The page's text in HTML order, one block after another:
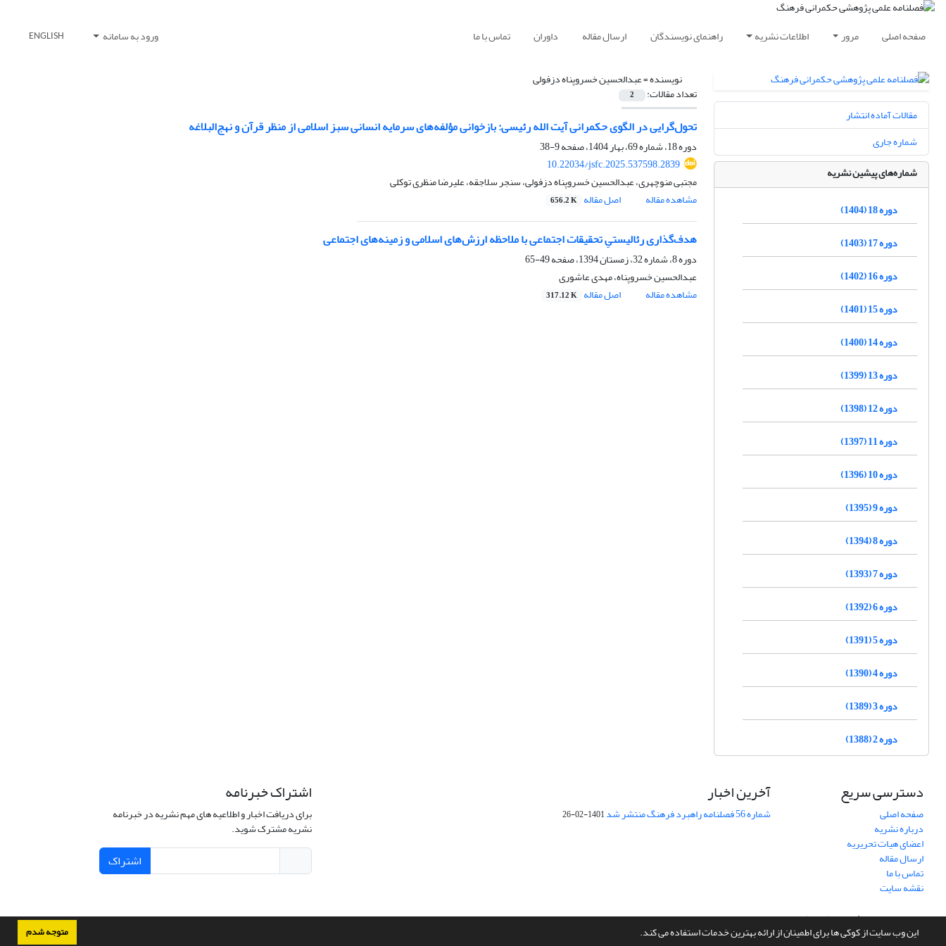
این وب سایت از کوکی ها برای اطمینان از ارائه بهترین خدمات استفاده می کند. متوجه شدم
صفحه اصلی مرور اطلاعات نشریه راهنمای نویسندگان ارسال مقاله داوران تماس با ما ورود به سامانه ENGLISH
نویسنده =عبدالحسین خسروپناه دزفولی
تعداد مقالات: 2
تحول‌گرایی در الگوی حکمرانی آیت الله رئیسی: بازخوانی مؤلفه‌های سرمایه انسانی سبز اسلامی از منظر قرآن و نهج‌البلاغه
دوره 18، شماره 69، بهار 1404، صفحه
9-38
10.22034/jsfc.2025.537598.2839
مجتبی منوچهری، عبدالحسین خسروپناه دزفولی، سنجر سلاجقه، علیرضا منظری توکلی
مشاهده مقاله
اصل مقاله 656.2 K
هدف‌گذاری رئالیستیِ تحقیقات اجتماعی با ملاحظه ارزش‌های اسلامی و زمینه‌های اجتماعی
دوره 8، شماره 32، زمستان 1394، صفحه
49-65
عبدالحسین خسروپناه، مهدی عاشوری
مشاهده مقاله
اصل مقاله 317.12 K
مقالات آماده انتشار
شماره جاری
شماره‌های پیشین نشریه
دوره 18 (1404)
دوره 17 (1403)
دوره 16 (1402)
دوره 15 (1401)
دوره 14 (1400)
دوره 13 (1399)
دوره 12 (1398)
دوره 11 (1397)
دوره 10 (1396)
دوره 9 (1395)
دوره 8 (1394)
دوره 7 (1393)
دوره 6 (1392)
دوره 5 (1391)
دوره 4 (1390)
دوره 3 (1389)
دوره 2 (1388)
دسترسی سریع
صفحه اصلی
درباره نشریه
اعضای هیات تحریریه
ارسال مقاله
تماس با ما
نقشه سایت
آخرین اخبار
شماره 56 فصلنامه راهبرد فرهنگ منتشر شد 1401-02-26
اشتراک خبرنامه
برای دریافت اخبار و اطلاعیه های مهم نشریه در خبرنامه
نشریه مشترک شوید.
اشتراک
سامانه مدیریت نشریات علمی.طراحی و پیاده سازی ازسیناوب